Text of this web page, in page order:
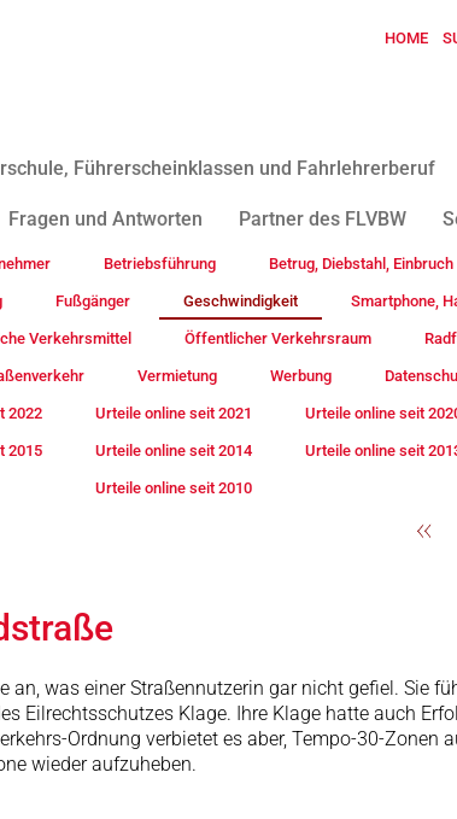
HOME
Führerscheinklassen und Fahrlehrerberuf
Fragen und Antworten Partner des FLVBW
Betriebsführung Betrug, Diebstahl, Einbruch
Fußgänger Geschwindigkeit Smartphone,
Verkehrsmittel Öffentlicher Verkehrsraum
Vermietung Werbung
2022 Urteile online seit 2021 Urteile online seit
2015 Urteile online seit 2014 Urteile online seit
Urteile online seit 2010
an, was einer Straßennutzerin gar nicht gefiel. Sie
Eilrechtsschutzes Klage. Ihre Klage hatte auch
Ordnung verbietet es aber, Tempo-30-
wieder aufzuheben.